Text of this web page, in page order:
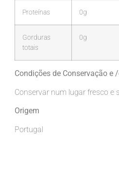
Proteínas 0g
Gorduras
totais
0g
Condições de Conservação e
Conservar num lugar fresco e
Origem
Portugal